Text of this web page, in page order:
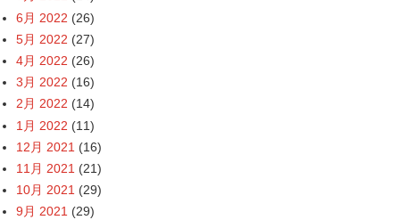
6月 2022 (26)
5月 2022 (27)
4月 2022 (26)
3月 2022 (16)
2月 2022 (14)
1月 2022 (11)
12月 2021 (16)
11月 2021 (21)
10月 2021 (29)
9月 2021 (29)